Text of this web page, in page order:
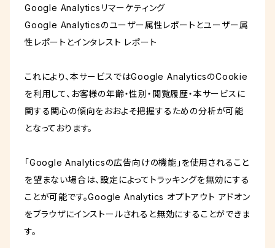
Google Analyticsリマーケティング
Google Analyticsのユーザー属性レポートとユーザー属
性レポートとインタレスト レポート
これにより、本サービスではGoogle AnalyticsのCookie
を利用して、お客様の年齢・性別・閲覧履歴・本サービスに
関する関心の傾向をおおよそ把握するための分析が可能
となっております。
「Google Analyticsの広告向けの機能」を使用されること
を望まない場合は、設定によってトラッキングを無効にする
ことが可能です。Google Analytics オプトアウト アドオン
をブラウザにインストールされると無効にすることができま
す。